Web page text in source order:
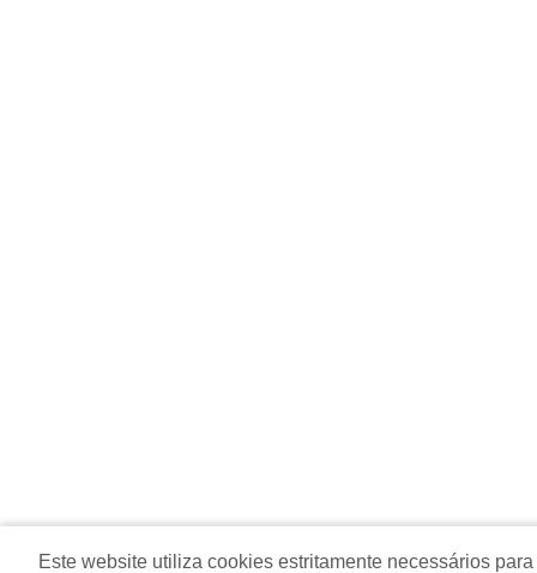
Este website utiliza cookies estritamente necessários